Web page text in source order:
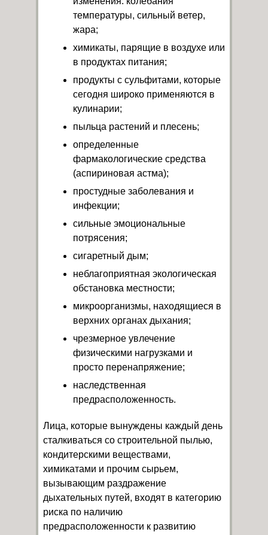
температуры, сильный ветер,
жара;
химикаты, парящие в воздухе или
в продуктах питания;
продукты с сульфитами, которые
сегодня широко применяются в
кулинарии;
пыльца растений и плесень;
определенные
фармакологические средства
(аспириновая астма);
простудные заболевания и
инфекции;
сильные эмоциональные
потрясения;
сигаретный дым;
неблагоприятная экологическая
обстановка местности;
микроорганизмы, находящиеся в
верхних органах дыхания;
чрезмерное увлечение
физическими нагрузками и
просто перенапряжение;
наследственная
предрасположенность.
Лица, которые вынуждены каждый день
сталкиваться со строительной пылью,
кондитерскими веществами,
химикатами и прочим сырьем,
вызывающим раздражение
дыхательных путей, входят в категорию
риска по наличию
предрасположенности к развитию